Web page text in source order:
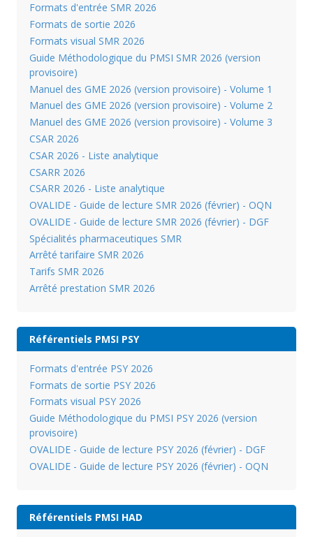
Formats d'entrée SMR 2026
Formats de sortie 2026
Formats visual SMR 2026
Guide Méthodologique du PMSI SMR 2026 (version
provisoire)
Manuel des GME 2026 (version provisoire) - Volume 1
Manuel des GME 2026 (version provisoire) - Volume 2
Manuel des GME 2026 (version provisoire) - Volume 3
CSAR 2026
CSAR 2026 - Liste analytique
CSARR 2026
CSARR 2026 - Liste analytique
OVALIDE - Guide de lecture SMR 2026 (février) - OQN
OVALIDE - Guide de lecture SMR 2026 (février) - DGF
Spécialités pharmaceutiques SMR
Arrêté tarifaire SMR 2026
Tarifs SMR 2026
Arrêté prestation SMR 2026
Référentiels PMSI PSY
Formats d'entrée PSY 2026
Formats de sortie PSY 2026
Formats visual PSY 2026
Guide Méthodologique du PMSI PSY 2026 (version
provisoire)
OVALIDE - Guide de lecture PSY 2026 (février) - DGF
OVALIDE - Guide de lecture PSY 2026 (février) - OQN
Référentiels PMSI HAD